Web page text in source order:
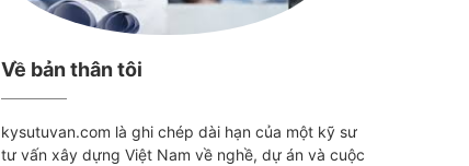
Về bản thân tôi
kysutuvan.com là ghi chép dài hạn của một kỹ sư
tư vấn xây dựng Việt Nam về nghề, dự án và cuộc